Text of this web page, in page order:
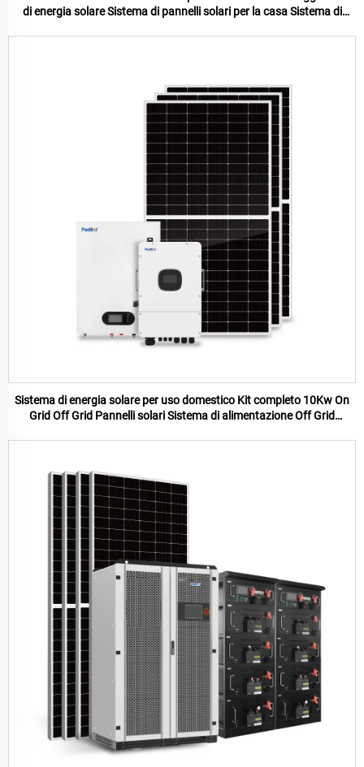
di energia solare Sistema di pannelli solari per la casa Sistema di
Sistema di energia solare per uso domestico Kit completo 10Kw On
Grid Off Grid Pannelli solari Sistema di alimentazione Off Grid